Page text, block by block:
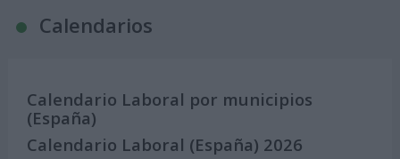
Calendarios
Calendario Laboral por municipios
(España)
Calendario Laboral (España) 2026